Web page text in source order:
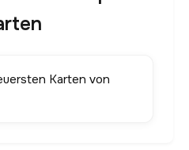
Karten von